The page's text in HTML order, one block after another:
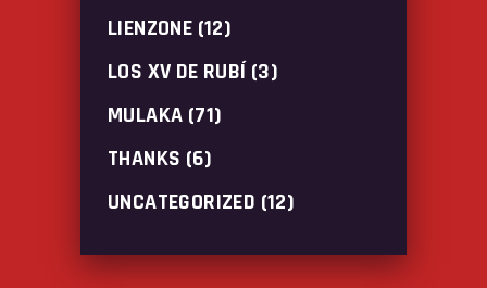
LIENZONE (12)
LOS XV DE RUBÍ(3)
MULAKA (71)
THANKS (6)
UNCATEGORIZED (12)